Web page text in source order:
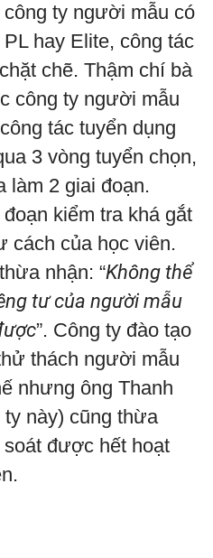
ty người mẫu có
hay Elite, công tác
chẽ. Thậm chí bà
công ty người mẫu
tác tuyển dụng
3 vòng tuyển chọn,
làm 2 giai đoạn.
kiểm tra khá gắt
cách của học viên.
nhận: “Không thể
tư của người mẫu
”. Công ty đào tạo
thách người mẫu
nhưng ông Thanh
này) cũng thừa
được hết hoạt